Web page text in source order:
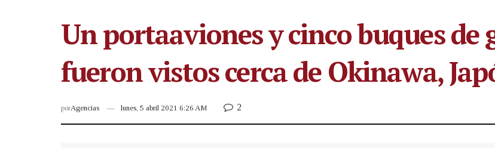
Un portaaviones y cinco buques de
fueron vistos cerca de Okinawa,
porAgencias lunes, 5 abril 2021 6:26 AM 2